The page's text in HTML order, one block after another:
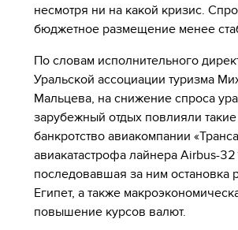
несмотря ни на какой кризис.
бюджетное размещение менее
По словам исполнительного
Уральской ассоциации туризма
Мальцева, на снижение спроса
зарубежный отдых повлияли
банкротство авиакомпании
авиакатастрофа лайнера Airbus-
последовавшая за ним остановка
Египет, а также
повышение курсов валют.